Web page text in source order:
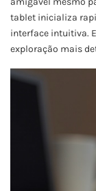
tablet inicializa
interface intuitiva.
exploração mais